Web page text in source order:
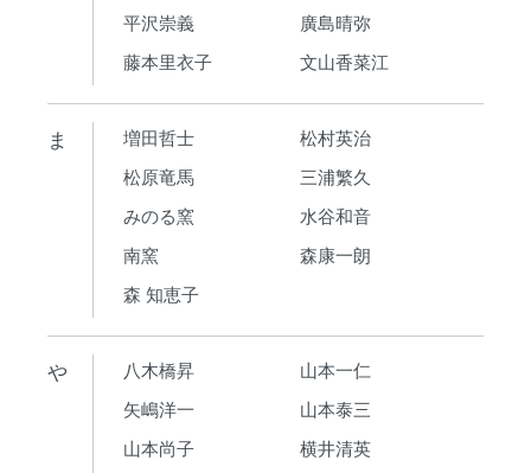
平沢崇義
廣島晴弥
藤本里衣子
文山香菜江
ま 増田哲士
松村英治
松原竜馬
三浦繁久
みのる窯
水谷和音
南窯
森康一朗
森 知恵子
や 八木橋昇
山本一仁
矢嶋洋一
山本泰三
山本尚子
横井清英